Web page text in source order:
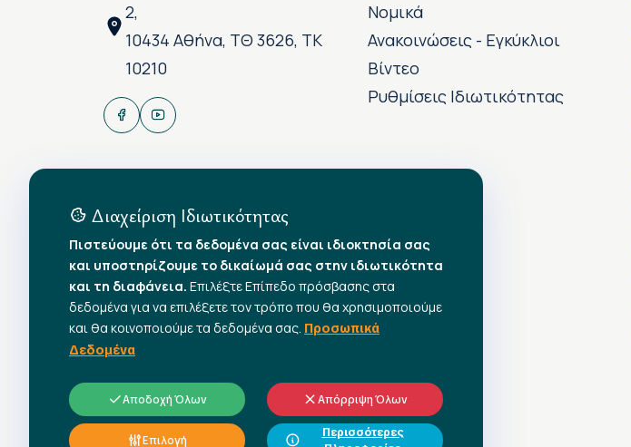
2,
10434 Αθήνα, ΤΘ 3626, ΤΚ
10210
Νομικά
Ανακοινώσεις - Εγκύκλιοι
Βίντεο
Ρυθμίσεις Ιδιωτικότητας
Διαχείριση Ιδιωτικότητας
Πιστεύουμε ότι τα δεδομένα σας είναι ιδιοκτησία σας
και υποστηρίζουμε το δικαίωμά σας στην ιδιωτικότητα
και τη διαφάνεια. Επιλέξτε Επίπεδο πρόσβασης στα
δεδομένα για να επιλέξετε τον τρόπο που θα χρησιμοποιούμε
και θα κοινοποιούμε τα δεδομένα σας. Προσωπικά
Δεδομένα
Αποδοχή Όλων Απόρριψη Όλων
Επιλογή
Περισσότερες